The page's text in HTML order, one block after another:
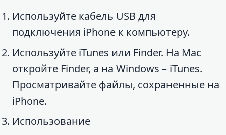
Используйте кабель USB для
подключения iPhone к компьютеру.
Используйте iTunes или Finder. На Mac
откройте Finder, а на Windows – iTunes.
Просматривайте файлы, сохраненные на
iPhone.
Использование